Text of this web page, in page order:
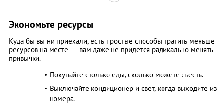
Экономьте ресурсы
Куда бы вы ни приехали, есть простые способы тратить меньше
ресурсов на месте — вам даже не придется радикально менять
привычки.
Покупайте столько еды, сколько можете съесть.
Выключайте кондиционер и свет, когда выходите из
номера.